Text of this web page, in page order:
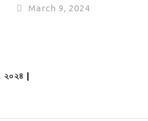
March 9, 2024
২০২৪ |